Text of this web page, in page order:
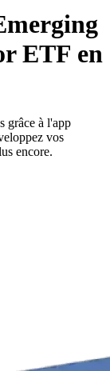
ETF en
grâce à l'app
vos
encore.